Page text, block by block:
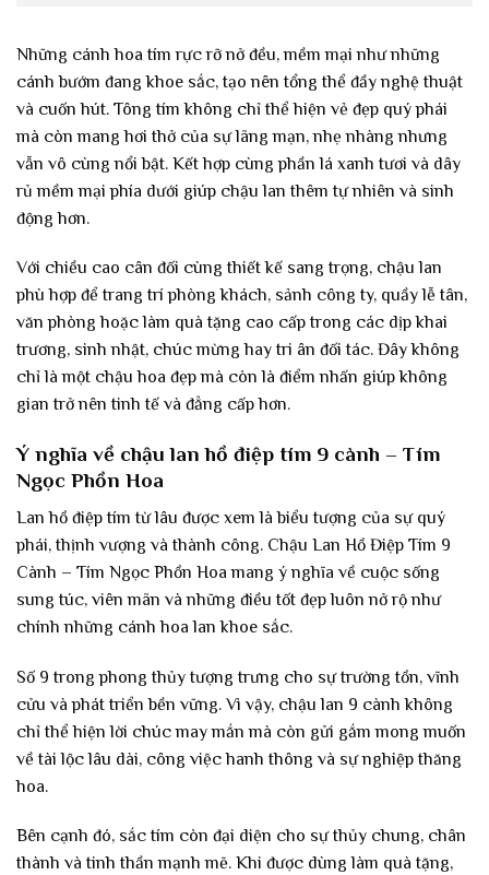
Những cánh hoa tím rực rỡ nở đều, mềm mại như những
cánh bướm đang khoe sắc, tạo nên tổng thể đầy nghệ thuật
và cuốn hút. Tông tím không chỉ thể hiện vẻ đẹp quý phái
mà còn mang hơi thở của sự lãng mạn, nhẹ nhàng nhưng
vẫn vô cùng nổi bật. Kết hợp cùng phần lá xanh tươi và dây
rủ mềm mại phía dưới giúp chậu lan thêm tự nhiên và sinh
động hơn.
Với chiều cao cân đối cùng thiết kế sang trọng, chậu lan
phù hợp để trang trí phòng khách, sảnh công ty, quầy lễ tân,
văn phòng hoặc làm quà tặng cao cấp trong các dịp khai
trương, sinh nhật, chúc mừng hay tri ân đối tác. Đây không
chỉ là một chậu hoa đẹp mà còn là điểm nhấn giúp không
gian trở nên tinh tế và đẳng cấp hơn.
Ý nghĩa về chậu lan hồ điệp tím 9 cành – Tím
Ngọc Phồn Hoa
Lan hồ điệp tím từ lâu được xem là biểu tượng của sự quý
phái, thịnh vượng và thành công. Chậu Lan Hồ Điệp Tím 9
Cành – Tím Ngọc Phồn Hoa mang ý nghĩa về cuộc sống
sung túc, viên mãn và những điều tốt đẹp luôn nở rộ như
chính những cánh hoa lan khoe sắc.
Số 9 trong phong thủy tượng trưng cho sự trường tồn, vĩnh
cửu và phát triển bền vững. Vì vậy, chậu lan 9 cành không
chỉ thể hiện lời chúc may mắn mà còn gửi gắm mong muốn
về tài lộc lâu dài, công việc hanh thông và sự nghiệp thăng
hoa.
Bên cạnh đó, sắc tím còn đại diện cho sự thủy chung, chân
thành và tinh thần mạnh mẽ. Khi được dùng làm quà tặng,